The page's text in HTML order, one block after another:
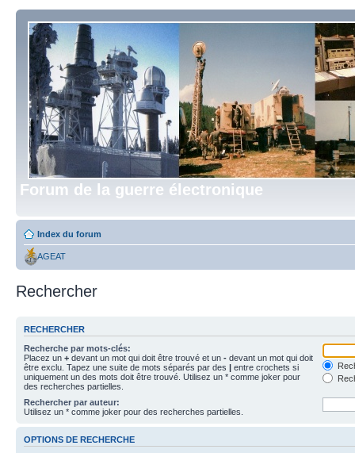
Forum de la guerre électronique
Index du forum
AGEAT
Rechercher
RECHERCHER
Recherche par mots-clés:
Placez un + devant un mot qui doit être trouvé et un - devant un mot qui doit
être exclu. Tapez une suite de mots séparés par des | entre crochets si
uniquement un des mots doit être trouvé. Utilisez un * comme joker pour
des recherches partielles.
Rechercher par auteur:
Utilisez un * comme joker pour des recherches partielles.
OPTIONS DE RECHERCHE